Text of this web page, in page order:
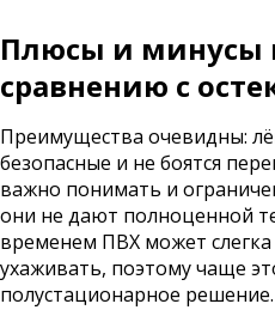
Плюсы и минусы
сравнению с
Преимущества очевидны:
безопасные и не боятся
важно понимать и
они не дают полноценной
временем ПВХ может
ухаживать, поэтому чаще
полустационарное решение.